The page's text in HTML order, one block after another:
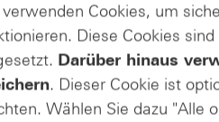
Cookies, um
Diese Cookies
Darüber hinaus
. Dieser Cookie ist
Wählen Sie dazu "Alle